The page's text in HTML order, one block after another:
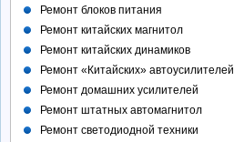
Ремонт блоков питания
Ремонт китайских магнитол
Ремонт китайских динамиков
Ремонт «Китайских» автоусилителей
Ремонт домашних усилителей
Ремонт штатных автомагнитол
Ремонт светодиодной техники